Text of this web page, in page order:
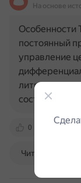
На основе
0
Особенности
постоянный
управление
литрового
составляла
Читать далее